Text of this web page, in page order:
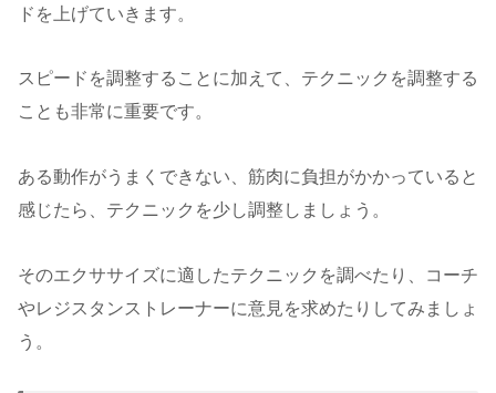
ドを上げていきます。
スピードを調整することに加えて、テクニックを調整する
ことも非常に重要です。
ある動作がうまくできない、筋肉に負担がかかっていると
感じたら、テクニックを少し調整しましょう。
そのエクササイズに適したテクニックを調べたり、コーチ
やレジスタンストレーナーに意見を求めたりしてみましょ
う。